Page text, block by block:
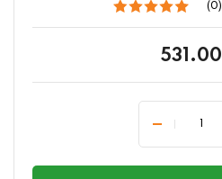
(0)
531.00